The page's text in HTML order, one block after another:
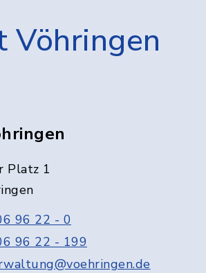
Vöhringen
Platz 1
96 22 - 0
96 22 - 199